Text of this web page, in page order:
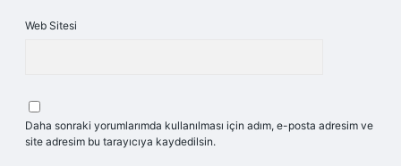
Web Sitesi
Daha sonraki yorumlarımda kullanılması için adım, e-posta adresim ve
site adresim bu tarayıcıya kaydedilsin.